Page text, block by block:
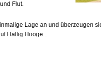
Flut.
Lage an und überzeugen
Hallig Hooge...